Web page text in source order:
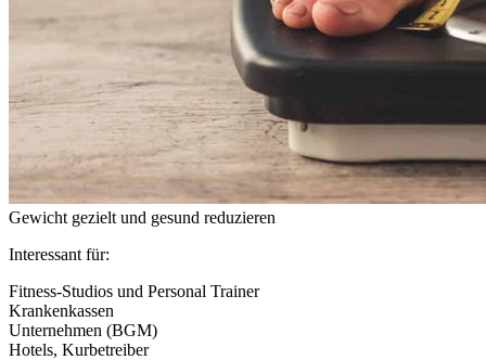
Gewicht gezielt und gesund reduzieren
Interessant für:
Fitness-Studios und Personal Trainer
Krankenkassen
Unternehmen (BGM)
Hotels, Kurbetreiber